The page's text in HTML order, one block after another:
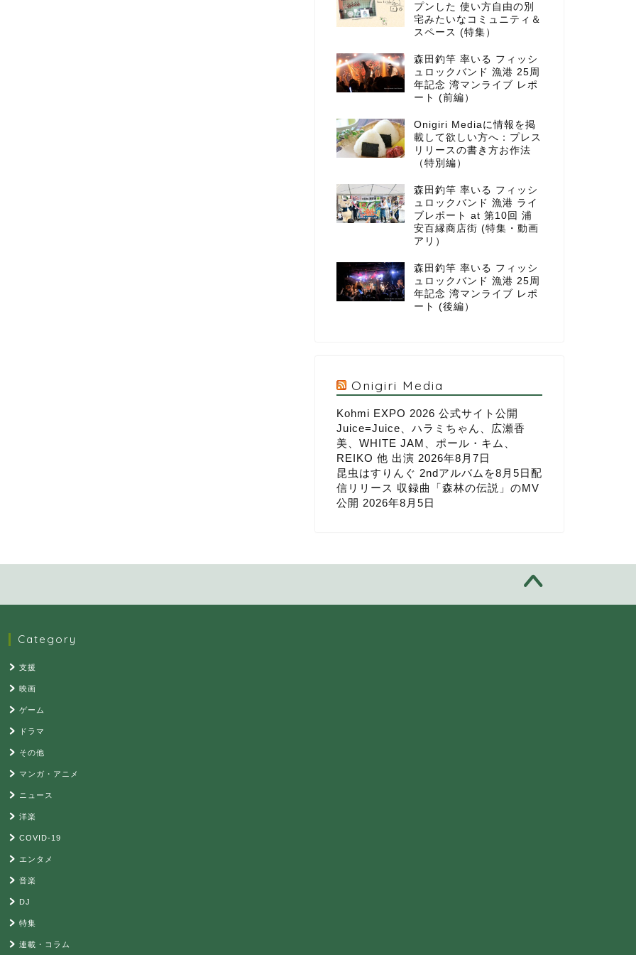
プンした 使い方自由の別
宅みたいなコミュニティ＆
スペース (特集）
森田釣竿 率いる フィッシ
ュロックバンド 漁港 25周
年記念 湾マンライブ レポ
ート (前編）
Onigiri Mediaに情報を掲
載して欲しい方へ：プレス
リリースの書き方お作法
（特別編）
森田釣竿 率いる フィッシ
ュロックバンド 漁港 ライ
ブレポート at 第10回 浦
安百縁商店街 (特集・動画
アリ）
森田釣竿 率いる フィッシ
ュロックバンド 漁港 25周
年記念 湾マンライブ レポ
ート (後編）
Onigiri Media
Kohmi EXPO 2026 公式サイト公開
Juice=Juice、ハラミちゃん、広瀬香
美、WHITE JAM、ポール・キム、
REIKO 他 出演 2026年8月7日
昆虫はすりんぐ 2ndアルバムを8月5日配
信リリース 収録曲「森林の伝説」のMV
公開 2026年8月5日
Category
支援
映画
ゲーム
ドラマ
その他
マンガ・アニメ
ニュース
洋楽
COVID-19
エンタメ
音楽
DJ
特集
連載・コラム